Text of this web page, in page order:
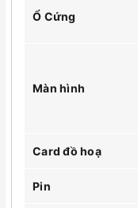
Ổ Cứng
Màn hình
Card đồ hoạ
Pin